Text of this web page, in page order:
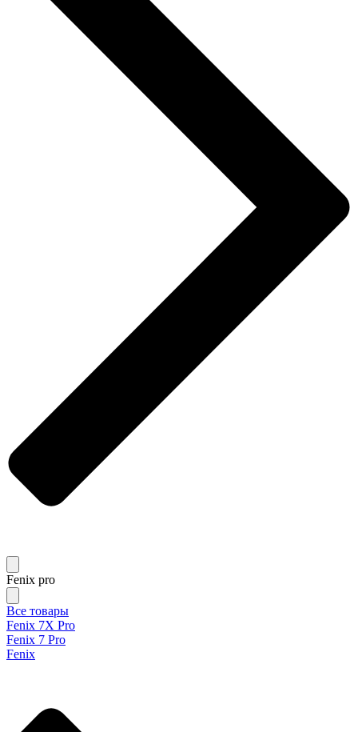
Fenix pro
Все товары
Fenix 7X Pro
Fenix 7 Pro
Fenix